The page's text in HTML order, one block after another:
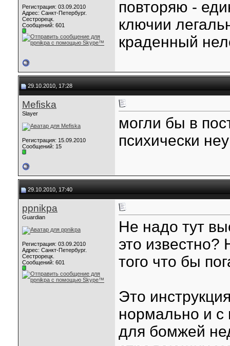
Регистрация: 03.09.2010
Адрес: Санкт-Петербург.
Сестрорецк.
Сообщений: 601
повторяю -
ключии
краденный
29.10.2010, 17:28
Mefiska
Slayer
Регистрация: 15.09.2010
Сообщений: 15
могли бы в
психически
29.10.2010, 17:40
ppnikpa
Guardian
Регистрация: 03.09.2010
Адрес: Санкт-Петербург.
Сестрорецк.
Сообщений: 601
Не надо тут
это
того что бы
Это
нормально и с
для бомжей